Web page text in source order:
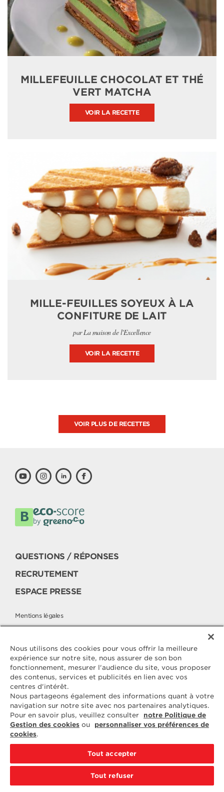
MILLEFEUILLE CHOCOLAT ET THÉ
VERT MATCHA
VOIR LA RECETTE
MILLE-FEUILLES SOYEUX À LA
CONFITURE DE LAIT
par La maison de l'Excellence
VOIR LA RECETTE
VOIR PLUS DE RECETTES
QUESTIONS / RÉPONSES
RECRUTEMENT
ESPACE PRESSE
Mentions légales
Politique de protection des données
Contactez
ELLE & VIRE
Pour toute question ou demande
d'information complémentaire,
nous sommes à votre disposition
ELVIR
50890 CONDÉ-SUR-VIRE
CONTACTEZ-NOUS
Nous utilisons des cookies pour vous offrir la meilleure
expérience sur notre site, nous assurer de son bon
fonctionnement, mesurer l'audience du site, vous proposer
des contenus, services et publicités en lien avec vos
centres d'intérêt.
Nous partageons également des informations quant à votre
navigation sur notre site avec nos partenaires analytiques.
Pour en savoir plus, veuillez consulter
notre Politique de
Gestion des cookies ou
personnaliser vos préférences de
cookies.
Tout accepter
Tout refuser